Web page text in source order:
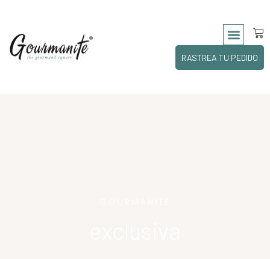
RASTREA TU PEDIDO